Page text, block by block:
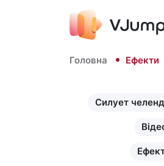
Головна Ефекти
Силует